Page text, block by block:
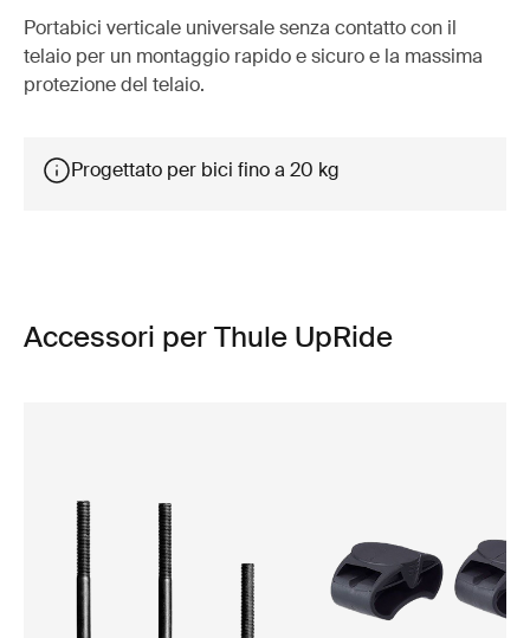
Portabici verticale universale senza contatto con il
telaio per un montaggio rapido e sicuro e la massima
protezione del telaio.
Progettato per bici fino a 20 kg
Accessori per Thule UpRide